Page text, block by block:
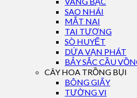
SAO NHÁI
MẮT NAI
TAI TƯỢNG
SÒ HUYẾT
DỨA VẠN PHÁT
BẢY SẮC CẦU
CÂY HOA TRỒNG BỤI
BÔNG GIẤY
TƯỜNG VI